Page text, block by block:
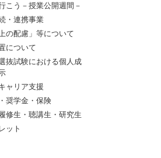
こう－授業公開週間－
・連携事業
の配慮」等について
について
抜試験における個人成
ャリア支援
奨学金・保険
修生・聴講生・研究生
ット